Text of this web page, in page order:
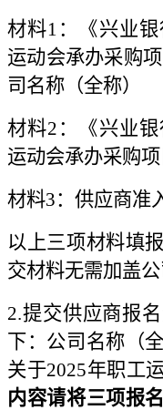
材料1：《兴业
运动会承办采购
司名称（全称）
材料2：《兴业
运动会承办采购
材料3：供应商准
以上三项材料填
交材料无需加盖公
2.提交供应商报
下：公司名称（
关于2025年职工
内容请将三项报